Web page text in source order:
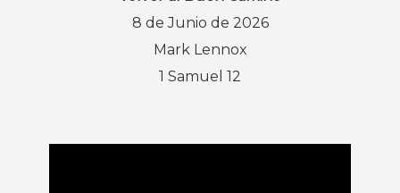
8 de Junio de 2026
Mark Lennox
1 Samuel 12